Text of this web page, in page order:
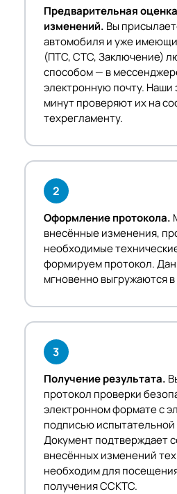
Предварительная
изменений. Вы
автомобиля и уже
(ПТС, СТС, Заключение)
способом — в
электронную почту. Наши
минут проверяют их на
техрегламенту.
2
Оформление протокола.
внесённые изменения,
необходимые
формируем протокол.
мгновенно выгружаются
3
Получение результата.
протокол проверки
электронном формате с
подписью
Документ подтверждает
внесённых изменений
необходим для
получения ССКТС.